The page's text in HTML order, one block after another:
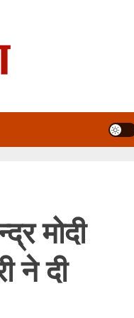
मोदी
ने दी